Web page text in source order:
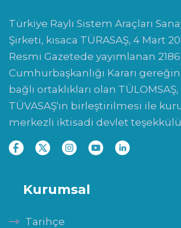
Türkiye Raylı Sistem Araçları
Şirketi, kısaca TÜRASAŞ, 4 Mart
Resmi Gazetede yayımlanan 2186
Cumhurbaşkanlığı Kararı
bağlı ortaklıkları olan
TÜVASAŞ'ın birleştirilmesi ile
merkezli iktisadi devlet
Kurumsal
Tarihçe